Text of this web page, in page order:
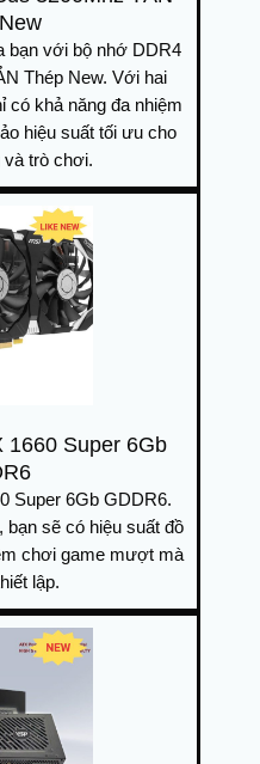
bạn với bộ nhớ DDR4
Thép New. Với hai
có khả năng đa nhiệm
hiệu suất tối ưu cho
và trò chơi.
1660 Super 6Gb
Super 6Gb GDDR6.
sẽ có hiệu suất đồ
chơi game mượt mà
lập.